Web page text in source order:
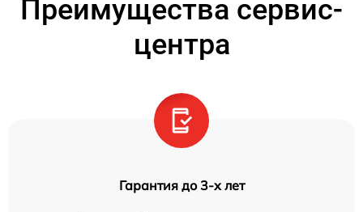
Преимущества сервис-
центра
Гарантия до 3-х лет